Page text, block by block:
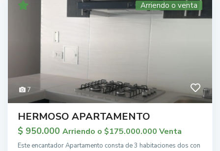
7
Arriendo o venta
HERMOSO APARTAMENTO
$ 950.000 Arriendo o $175.000.000 Venta
Este encantador Apartamento consta de 3 habitaciones dos con